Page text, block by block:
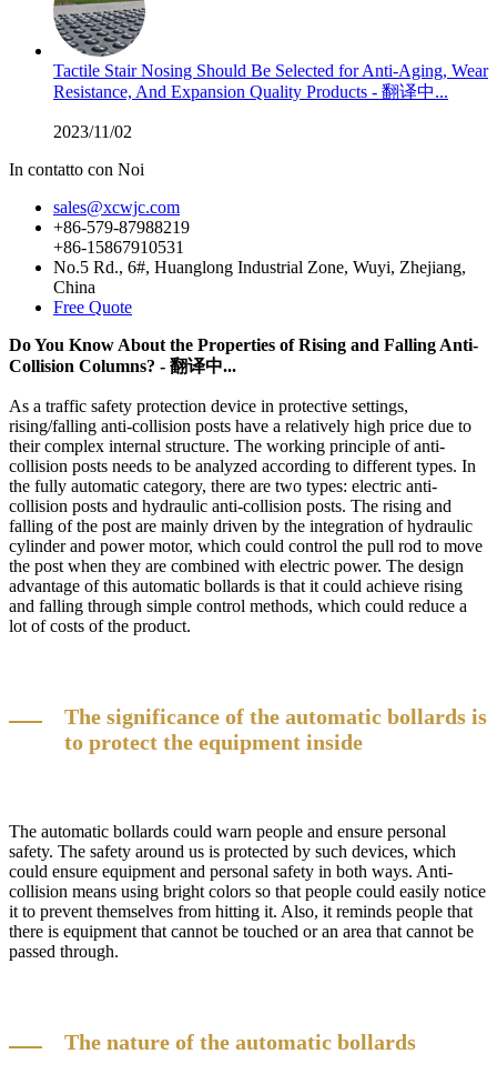
Tactile Stair Nosing Should Be Selected for Anti-Aging, Wear
Resistance, And Expansion Quality Products - 翻译中...
2023/11/02
In contatto con Noi
sales@xcwjc.com
+86-579-87988219
+86-15867910531
No.5 Rd., 6#, Huanglong Industrial Zone, Wuyi, Zhejiang,
China
Free Quote
Do You Know About the Properties of Rising and Falling Anti-
Collision Columns? - 翻译中...
As a traffic safety protection device in protective settings,
rising/falling anti-collision posts have a relatively high price due to
their complex internal structure. The working principle of anti-
collision posts needs to be analyzed according to different types. In
the fully automatic category, there are two types: electric anti-
collision posts and hydraulic anti-collision posts. The rising and
falling of the post are mainly driven by the integration of hydraulic
cylinder and power motor, which could control the pull rod to move
the post when they are combined with electric power. The design
advantage of this automatic bollards is that it could achieve rising
and falling through simple control methods, which could reduce a
lot of costs of the product.
The significance of the automatic bollards is
to protect the equipment inside
The automatic bollards could warn people and ensure personal
safety. The safety around us is protected by such devices, which
could ensure equipment and personal safety in both ways. Anti-
collision means using bright colors so that people could easily notice
it to prevent themselves from hitting it. Also, it reminds people that
there is equipment that cannot be touched or an area that cannot be
passed through.
The nature of the automatic bollards